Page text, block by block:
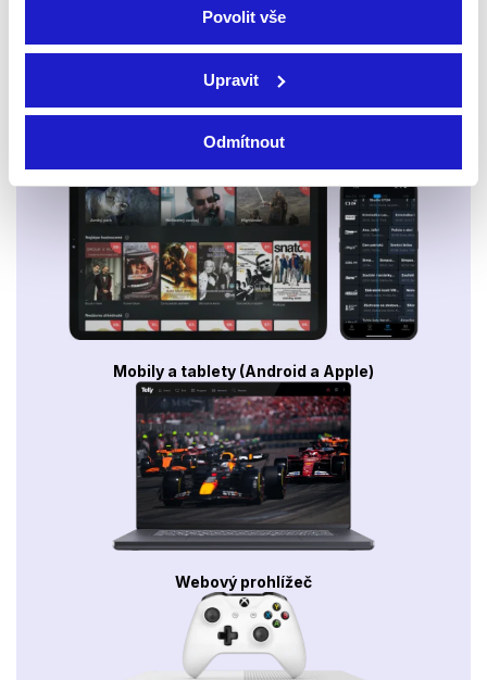
Povolit vše
Upravit
Odmítnout
Smart TV - Android, Google, Samsung, LG, VIDAA
Mobily a tablety (Android a Apple)
Webový prohlížeč